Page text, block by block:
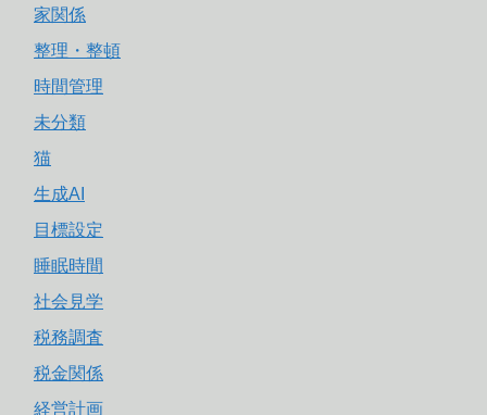
家関係
整理・整頓
時間管理
未分類
猫
生成AI
目標設定
睡眠時間
社会見学
税務調査
税金関係
経営計画